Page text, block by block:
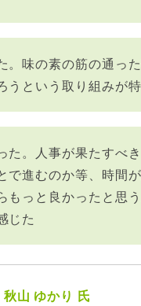
。味の素の筋の通っ
うという取り組みが
た。人事が果たすべ
で進むのか等、時間
もっと良かったと思
じた
山 ゆかり 氏